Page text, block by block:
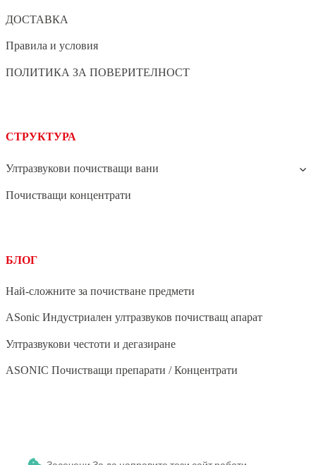
ДОСТАВКА
Правила и условия
ПОЛИТИКА ЗА ПОВЕРИТЕЛНОСТ
СТРУКТУРА
Ултразвукови почистващи вани
Почистващи концентрати
БЛОГ
Най-сложните за почистване предмети
ASonic Индустриален ултразвуков почистващ апарат
Ултразвукови честоти и дегазиране
ASONIC Почистващи препарати / Концентрати